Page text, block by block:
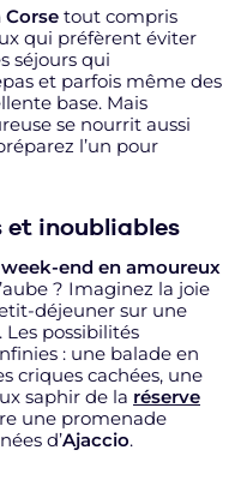
tout compris
qui préfèrent éviter
séjours qui
et parfois même des
base. Mais
se nourrit aussi
l’un pour
inoubliables
week-end en amoureux
? Imaginez la joie
déjeuner sur une
possibilités
: une balade en
criques cachées, une
saphir de la réserve
une promenade
d’Ajaccio.